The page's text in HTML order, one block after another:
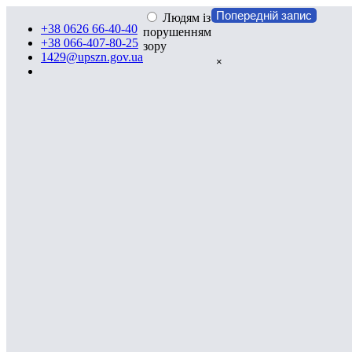
+38 0626 66-40-40
+38 066-407-80-25
1429@upszn.gov.ua
Людям із
порушенням
зору
Попередній запис
×